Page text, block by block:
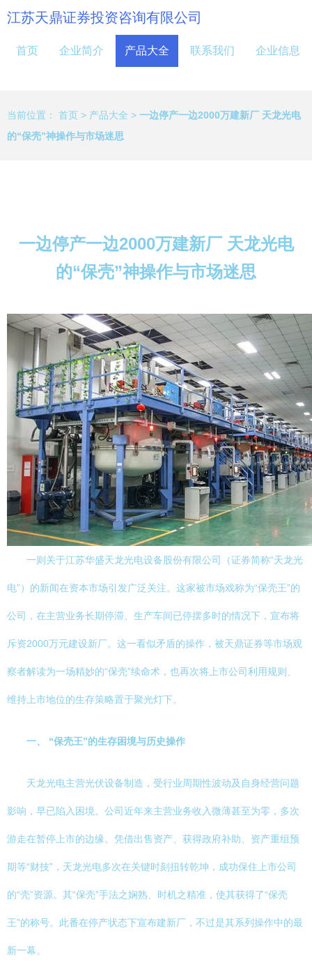
江苏天鼎证券投资咨询有限公司
首页 企业简介 产品大全 联系我们 企业信息
当前位置： 首页 > 产品大全 > 一边停产一边2000万建新厂 天龙光电
的“保壳”神操作与市场迷思
一边停产一边2000万建新厂 天龙光电
的“保壳”神操作与市场迷思
一则关于江苏华盛天龙光电设备股份有限公司（证券简称“天龙光
电”）的新闻在资本市场引发广泛关注。这家被市场戏称为“保壳王”的
公司，在主营业务长期停滞、生产车间已停摆多时的情况下，宣布将
斥资2000万元建设新厂。这一看似矛盾的操作，被天鼎证券等市场观
察者解读为一场精妙的“保壳”续命术，也再次将上市公司利用规则、
维持上市地位的生存策略置于聚光灯下。
一、 “保壳王”的生存困境与历史操作
天龙光电主营光伏设备制造，受行业周期性波动及自身经营问题
影响，早已陷入困境。公司近年来主营业务收入微薄甚至为零，多次
游走在暂停上市的边缘。凭借出售资产、获得政府补助、资产重组预
期等“财技”，天龙光电多次在关键时刻扭转乾坤，成功保住上市公司
的“壳”资源。其“保壳”手法之娴熟、时机之精准，使其获得了“保壳
王”的称号。此番在停产状态下宣布建新厂，不过是其系列操作中的最
新一幕。